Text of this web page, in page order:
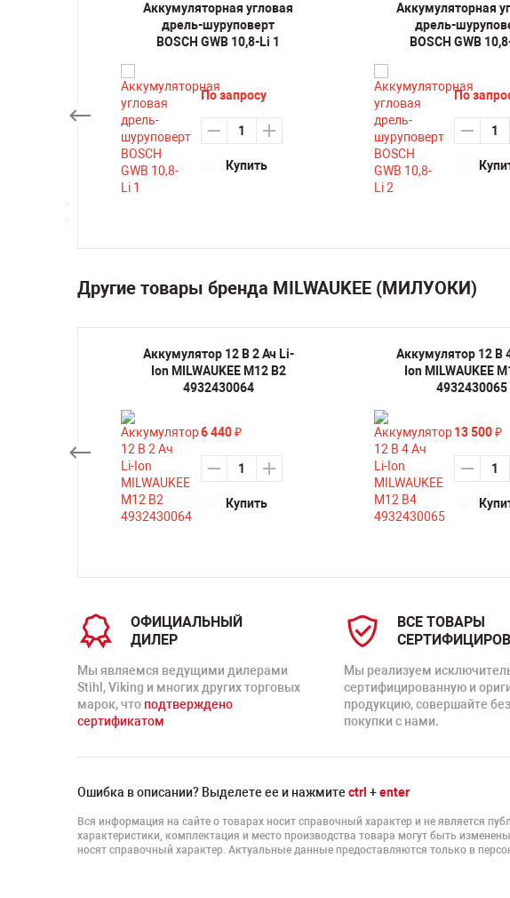
Аккумуляторная угловая
дрель-шуруповерт
BOSCH GWB 10,8-Li 1
По запросу
Купить
Аккумуляторная
дрель-
BOSCH GWB
По
Другие товары бренда MILWAUKEE (МИЛУОКИ)
Аккумулятор 12 В 2 Ач Li-
Ion MILWAUKEE M12 B2
4932430064
6 440 ₽
Купить
Аккумулятор 12 В
Ion MILWAUKEE
4932430065
13 500 ₽
ОФИЦИАЛЬНЫЙ
ДИЛЕР
Мы являемся ведущими дилерами
Stihl, Viking и многих других торговых
марок, что подтверждено
сертификатом
ВСЕ ТОВАРЫ
Мы реализуем
сертифицированную и
продукцию, совершайте
покупки с нами.
Ошибка в описании? Выделете ее и нажмите ctrl +enter
Вся информация на сайте о товарах носит справочный характер и не является
характеристики, комплектация и место производства товара могут быть
носят справочный характер. Актуальные данные предоставляются только в